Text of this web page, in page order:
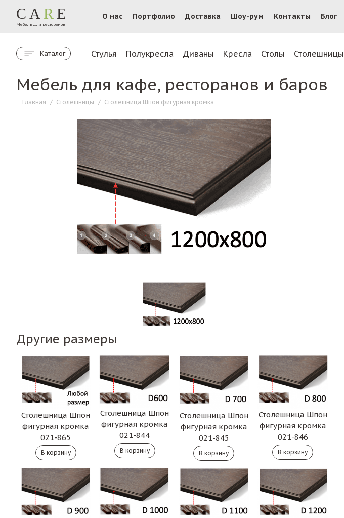
CA R E
Мебель для ресторанов
О нас Портфолио Доставка Шоу-рум Контакты Блог
Каталог Стулья Полукресла Диваны Кресла Столы Столешницы
Мебель для кафе, ресторанов и баров
Главная / Столешницы / Столешница Шпон фигурная кромка
Другие размеры
Столешница Шпон
фигурная кромка
021-865
Столешница Шпон
фигурная кромка
021-844
Столешница Шпон
фигурная кромка
021-845
Столешница Шпон
фигурная кромка
021-846